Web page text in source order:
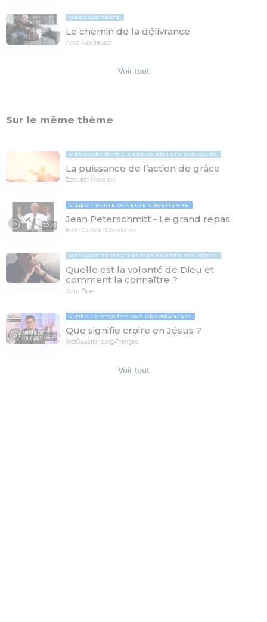
MESSAGE TEXTE
Le chemin de la délivrance
Aline Neuhauser
Voir tout
Sur le même thème
MESSAGE TEXTE ENSEIGNEMENTS BIBLIQUES
La puissance de l’action de grâce
Edouard Kowalski
50:40
VIDÉO PORTE OUVERTE CHRÉTIENNE
Jean Peterschmitt - Le grand repas
Porte Ouverte Chrétienne
MESSAGE TEXTE ENSEIGNEMENTS BIBLIQUES
Quelle est la volonté de Dieu et
comment la connaître ?
John Piper
04:10
VIDÉO GOTQUESTIONS.ORG-FRANÇAIS
Que signifie croire en Jésus ?
GotQuestions.org-Français
Voir tout